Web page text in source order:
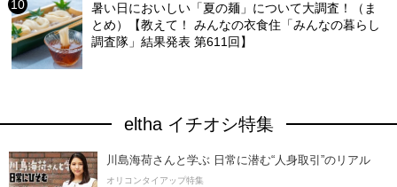
暑い日においしい「夏の麺」について大調査！（ま
とめ）【教えて！ みんなの衣食住「みんなの暮らし
調査隊」結果発表 第611回】
eltha イチオシ特集
川島海荷さんと学ぶ 日常に潜む“人身取引”のリアル
オリコンタイアップ特集